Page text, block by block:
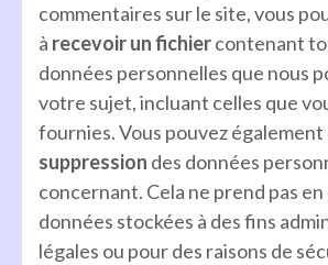
commentaires sur le site, vous
à recevoir un fichiercontenant
données personnelles que nous
votre sujet, incluant celles que
fournies. Vous pouvez également
suppression des données
concernant. Cela ne prend pas
données stockées à des fins
légales ou pour des raisons de